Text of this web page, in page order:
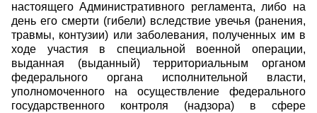
настоящего Административного регламента, либо на
день его смерти (гибели) вследствие увечья (ранения,
травмы, контузии) или заболевания, полученных им в
ходе участия в специальной военной операции,
выданная (выданный) территориальным органом
федерального органа исполнительной власти,
уполномоченного на осуществление федерального
государственного контроля (надзора) в сфере